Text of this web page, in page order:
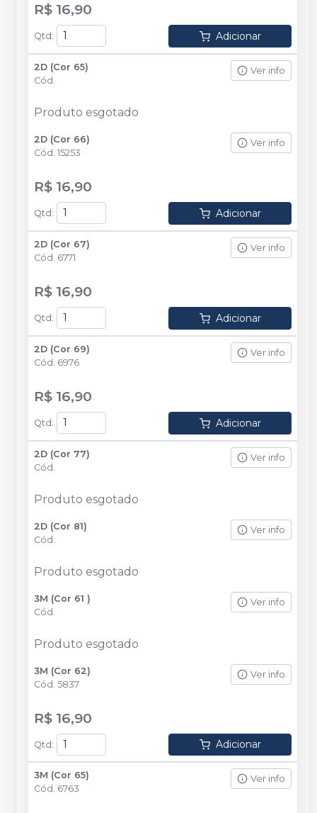
R$ 16,90
Qtd : Adicionar
2D (Cor 65)
Cód.
Ver info
Produto esgotado
2D (Cor 66)
Cód. 15253
Ver info
R$ 16,90
Qtd : Adicionar
2D (Cor 67)
Cód. 6771
Ver info
R$ 16,90
Qtd : Adicionar
2D (Cor 69)
Cód. 6976
Ver info
R$ 16,90
Qtd: Adicionar
2D (Cor 77)
Cód.
Ver info
Produto esgotado
2D (Cor 81)
Cód.
Ver info
Produto esgotado
3M (Cor 61 )
Cód.
Ver info
Produto esgotado
3M (Cor 62)
Cód. 5837
Ver info
R$ 16,90
Qtd: Adicionar
3M (Cor 65)
Cód. 6763
Ver info